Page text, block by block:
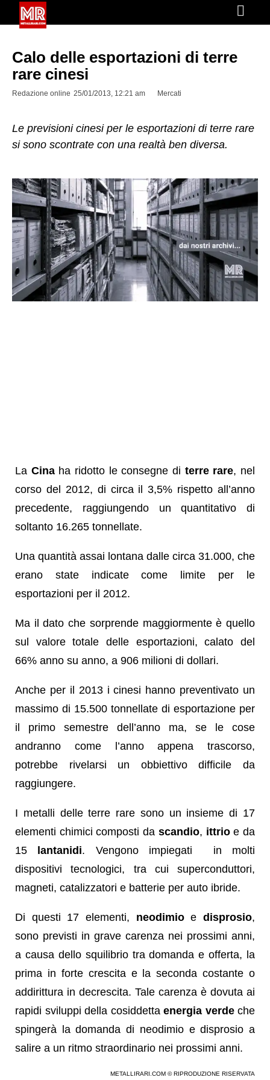
Calo delle esportazioni di terre
rare cinesi
Redazione online 25/01/2013, 12:21 am Mercati
Le previsioni cinesi per le esportazioni di terre rare
si sono scontrate con una realtà ben diversa.
La Cinaha ridotto le consegne di terre rare, nel
corso del 2012, di circa il 3,5% rispetto all’anno
precedente, raggiungendo un quantitativo di
soltanto 16.265 tonnellate.
Una quantità assai lontana dalle circa 31.000, che
erano state indicate come limite per le
esportazioni per il 2012.
Ma il dato che sorprende maggiormente è quello
sul valore totale delle esportazioni, calato del
66% anno su anno, a 906 milioni di dollari.
Anche per il 2013 i cinesi hanno preventivato un
massimo di 15.500 tonnellate di esportazione per
il primo semestre dell’anno ma, se le cose
andranno come l’anno appena trascorso,
potrebbe rivelarsi un obbiettivo difficile da
raggiungere.
I metalli delle terre rare sono un insieme di 17
elementi chimici composti da scandio, ittrioe da
15 lantanidi. Vengono impiegati in molti
dispositivi tecnologici, tra cui superconduttori,
magneti, catalizzatori e batterie per auto ibride.
Di questi 17 elementi, neodimioedisprosio,
sono previsti in grave carenza nei prossimi anni,
a causa dello squilibrio tra domanda e offerta, la
prima in forte crescita e la seconda costante o
addirittura in decrescita. Tale carenza è dovuta ai
rapidi sviluppi della cosiddetta energia verdeche
spingerà la domanda di neodimio e disprosio a
salire a un ritmo straordinario nei prossimi anni.
METALLIRARI.COM © RIPRODUZIONE RISERVATA